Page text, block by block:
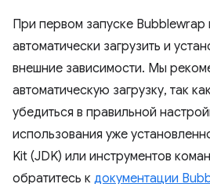
При первом запуске Bubblewrap
автоматически загрузить и
внешние зависимости. Мы
автоматическую загрузку, так
убедиться в правильной
использования уже
Kit (JDK) или инструментов
обратитесь к документации